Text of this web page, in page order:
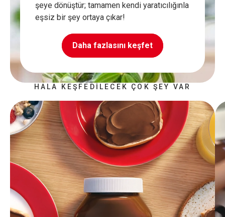
şeye dönüştür; tamamen kendi yaratıcılığınla
eşsiz bir şey ortaya çıkar!
Daha fazlasını keşfet
HALA KEŞFEDİLECEK ÇOK ŞEY VAR